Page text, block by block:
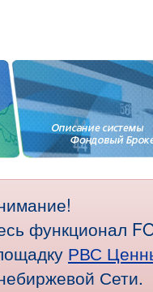
функционал
РВС
Сети.